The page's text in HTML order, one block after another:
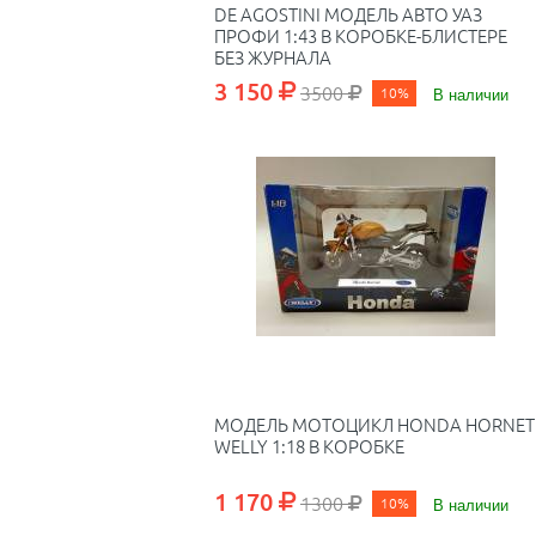
DE AGOSTINI МОДЕЛЬ АВТО УАЗ
ПРОФИ 1:43 В КОРОБКЕ-БЛИСТЕРЕ
БЕЗ ЖУРНАЛА
3 150 3500 10% В наличии
МОДЕЛЬ МОТОЦИКЛ HONDA HORNET
WELLY 1:18 В КОРОБКЕ
1 170 1300 10% В наличии